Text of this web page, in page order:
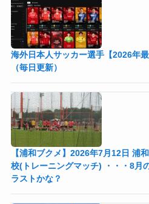
海外日本人サッカー選手【2026年
（毎日更新）
【浦和ブクメ】2026年7月12日 浦
校(トレーニングマッチ) ・・・8月
ラストかな？